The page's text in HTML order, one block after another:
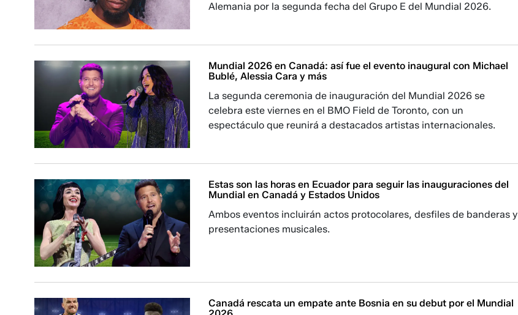
Alemania por la segunda fecha del Grupo E del Mundial 2026.
Mundial 2026 en Canadá: así fue el evento inaugural con Michael
Bublé, Alessia Cara y más
La segunda ceremonia de inauguración del Mundial 2026 se
celebra este viernes en el BMO Field de Toronto, con un
espectáculo que reunirá a destacados artistas internacionales.
Estas son las horas en Ecuador para seguir las inauguraciones del
Mundial en Canadá y Estados Unidos
Ambos eventos incluirán actos protocolares, desfiles de banderas y
presentaciones musicales.
Canadá rescata un empate ante Bosnia en su debut por el Mundial